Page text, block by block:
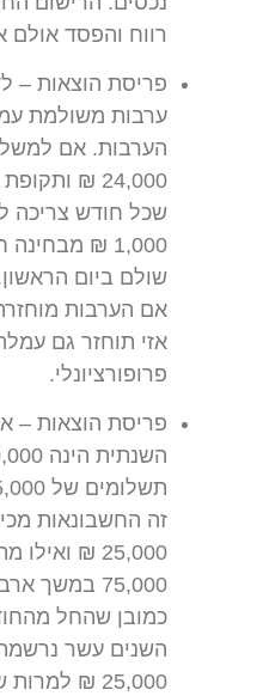
רווח והפסד אולם אין
פריסת הוצאות –
ערבות משולמת עמלת
הערבות. אם למשל סך
24,000 ₪ ותקופת
שכל חודש צריכה
1,000 ₪ מבחינה
שולם ביום הראשון.
אם הערבות מוחזרת
אזי תוחזר גם עמלת
פרופורציונלי.
פריסת הוצאות – אם
זה החשבונאות מכירה
25,000 ₪ ואילו
75,000 במשך ארבעת
כמובן שהחל מהחודש
השנים עשר נרשמת
25,000 ₪ למרות שלא